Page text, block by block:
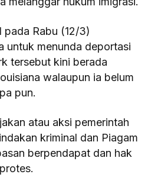
pada Rabu (12/3)
untuk menunda deportasi
tersebut kini berada
walaupun ia belum
pun.
atau aksi pemerintah
kriminal dan Piagam
berpendapat dan hak